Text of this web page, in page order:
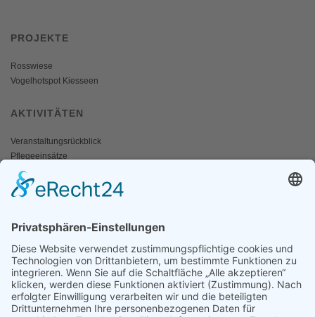
PROJEKTE
Rosswiese
Vogelhotspot Kiesseen
AKTIVITÄTEN
Veranstaltungsrückblick
Pflegeeinsätze
AKTIV WERDEN
Mitgliedschaft
Spenden
SERVICE
Shop